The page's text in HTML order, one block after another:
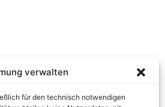
verwalten
für den technisch notwendigen